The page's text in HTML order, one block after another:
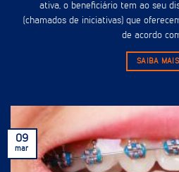
ativa, o beneficiário tem ao seu
(chamados de iniciativas) que
de acordo
SAIBA MAIS
09
mar